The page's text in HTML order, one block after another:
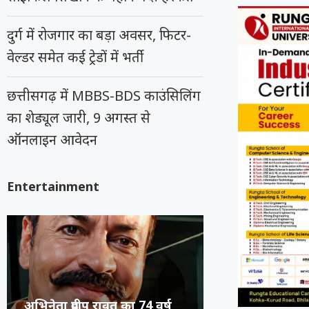
दुर्ग में रोजगार का बड़ा अवसर, फिटर-
वेल्डर समेत कई ट्रेडों में भर्ती
छत्तीसगढ़ में MBBS-BDS काउंसिलिंग
का शेड्यूल जारी, 9 अगस्त से
ऑनलाइन आवेदन
Entertainment
कंगना ने Gen Z को कहा
सुप्रीम कोर्ट का
रूंगटा
राष्ट्रीय नृत्य